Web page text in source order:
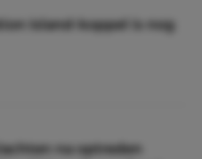
Island-koppel is nog
na optreden